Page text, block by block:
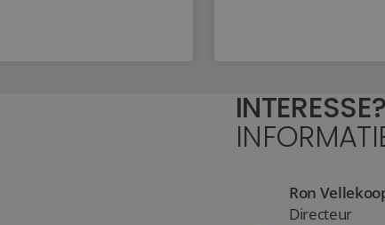
INTERESSE?
Ron
Directeur